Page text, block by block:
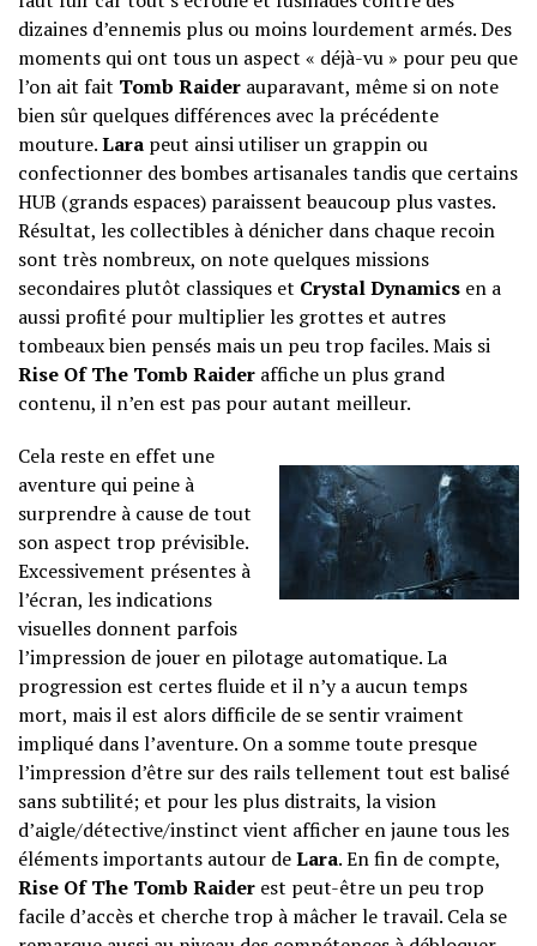
dizaines d’ennemis plus ou moins lourdement armés. Des
moments qui ont tous un aspect « déjà-vu » pour peu que
l’on ait fait Tomb Raider auparavant, même si on note
bien sûr quelques différences avec la précédente
mouture.Lara peut ainsi utiliser un grappin ou
confectionner des bombes artisanales tandis que certains
HUB (grands espaces) paraissent beaucoup plus vastes.
Résultat, les collectibles à dénicher dans chaque recoin
sont très nombreux, on note quelques missions
secondaires plutôt classiques et Crystal Dynamics en a
aussi profité pour multiplier les grottes et autres
tombeaux bien pensés mais un peu trop faciles. Mais si
Rise Of The Tomb Raider affiche un plus grand
contenu, il n’en est pas pour autant meilleur.
Cela reste en effet une
aventure qui peine à
surprendre à cause de tout
son aspect trop prévisible.
Excessivement présentes à
l’écran, les indications
visuelles donnent parfois
l’impression de jouer en pilotage automatique. La
progression est certes fluide et il n’y a aucun temps
mort, mais il est alors difficile de se sentir vraiment
impliqué dans l’aventure. On a somme toute presque
l’impression d’être sur des rails tellement tout est balisé
sans subtilité; et pour les plus distraits, la vision
d’aigle/détective/instinct vient afficher en jaune tous les
éléments importants autour deLara. En fin de compte,
Rise Of The Tomb Raider est peut-être un peu trop
facile d’accès et cherche trop à mâcher le travail. Cela se